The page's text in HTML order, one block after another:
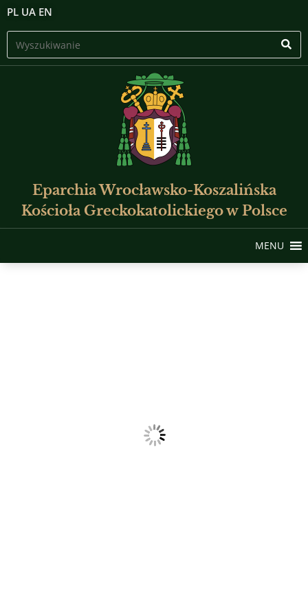
PL UA EN
Eparchia Wrocławsko-Koszalińska
Kościoła Greckokatolickiego w Polsce
MENU